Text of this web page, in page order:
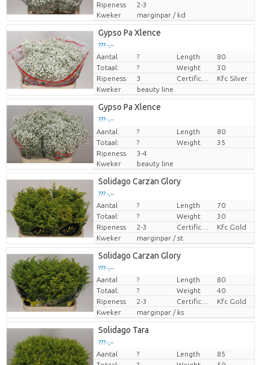
Ripeness
2-3
Kweker
marginpar / kd
Gypso Pa Xlence
??? -,--
Prijs per stuk
Aantal ? Length
80
Totaal:
? Weight
30
Ripeness
3
Kfc Silver
Kweker
beauty line
Gypso Pa Xlence
??? -,--
Prijs per stuk
Aantal ? Length
80
Totaal:
? Weight
35
Ripeness
3-4
Kweker
beauty line
Solidago Carzan Glory
??? -,--
Prijs per stuk
Aantal ? Length
70
Totaal:
? Weight
30
Ripeness
2-3
Kfc Gold
Kweker
marginpar / st
Solidago Carzan Glory
??? -,--
Prijs per stuk
Aantal ? Length
80
Totaal:
? Weight
40
Ripeness
2-3
Kfc Gold
Kweker
marginpar / ks
Solidago Tara
??? -,--
Prijs per stuk
Aantal ? Length
85